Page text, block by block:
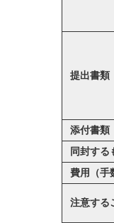
提出書類
添付書類
同封する
費用（手
注意する